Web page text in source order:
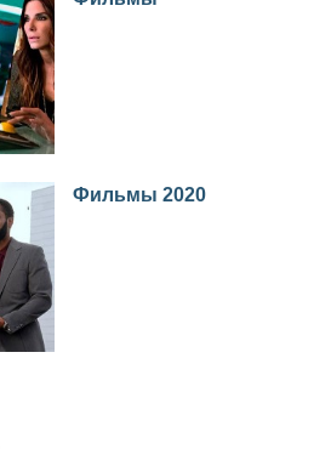
Фильмы 2020